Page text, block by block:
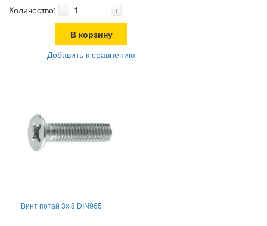
Количество: - +
В корзину
Добавить к сравнению
Винт потай 3х 8 DIN965